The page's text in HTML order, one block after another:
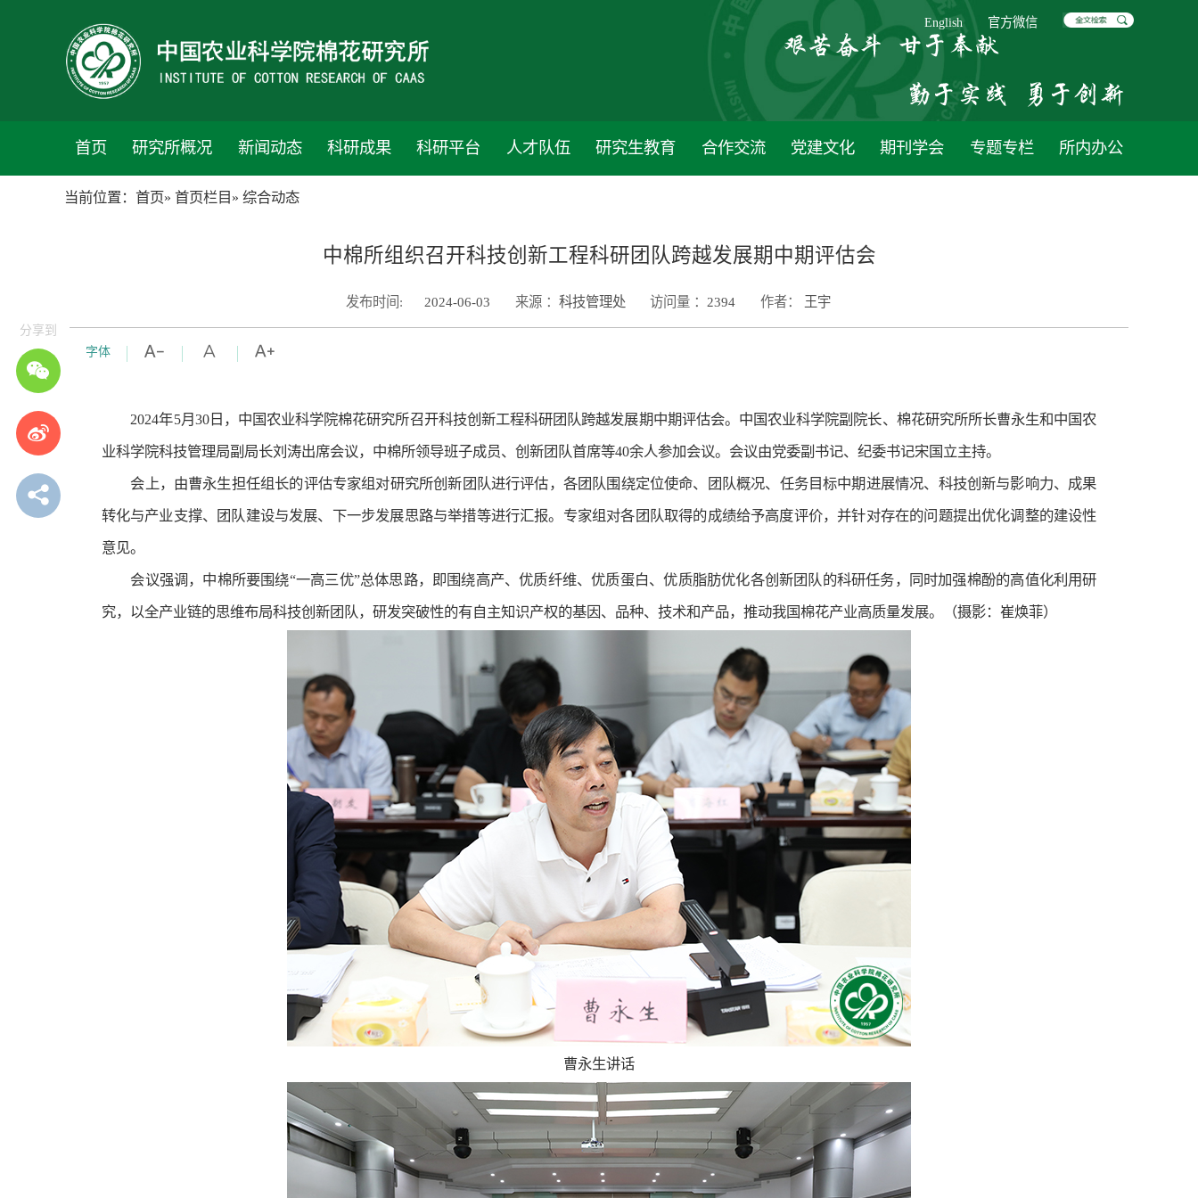
English 官方微信
首页 研究所概况 新闻动态 科研成果 科研平台 人才队伍 研究生教育 合作交流 党建文化 期刊学会 专题专栏 所内办公
当前位置： 首页» 首页栏目 » 综合动态
中棉所组织召开科技创新工程科研团队跨越发展期中期评估会
发布时间: 2024-06-03 来源 ： 科技管理处 访问量 ： 2394 作者： 王宇
字体
分享到
2024年5月30日，中国农业科学院棉花研究所召开科技创新工程科研团队跨越发展期中期评估会。中国农业科学院副院长、棉花研究所所长曹永生和中国农
业科学院科技管理局副局长刘涛出席会议，中棉所领导班子成员、创新团队首席等40余人参加会议。会议由党委副书记、纪委书记宋国立主持。
会上，由曹永生担任组长的评估专家组对研究所创新团队进行评估，各团队围绕定位使命、团队概况、任务目标中期进展情况、科技创新与影响力、成果
转化与产业支撑、团队建设与发展、下一步发展思路与举措等进行汇报。专家组对各团队取得的成绩给予高度评价，并针对存在的问题提出优化调整的建设性
意见。
会议强调，中棉所要围绕“一高三优”总体思路，即围绕高产、优质纤维、优质蛋白、优质脂肪优化各创新团队的科研任务，同时加强棉酚的高值化利用研
究，以全产业链的思维布局科技创新团队，研发突破性的有自主知识产权的基因、品种、技术和产品，推动我国棉花产业高质量发展。（摄影：崔焕菲）
曹永生讲话